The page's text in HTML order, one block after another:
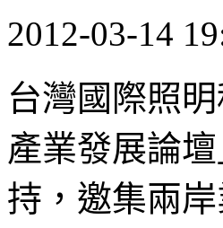
2012-03-14
台灣國際照
產業發展論
持，邀集兩